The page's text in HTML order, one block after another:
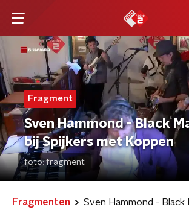
Fragment
Sven Hammond - Black
bij Spijkers met Koppen
foto:fragment
Fragmenten